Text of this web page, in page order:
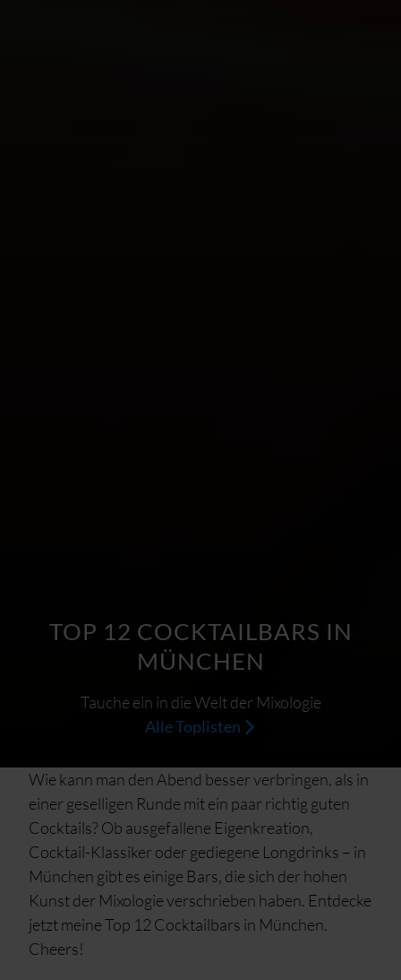
TOP 12 COCKTAILBARS IN
MÜNCHEN
Tauche ein in die Welt der Mixologie
Alle Toplisten
Wie kann man den Abend besser verbringen, als in
einer geselligen Runde mit ein paar richtig guten
Cocktails? Ob ausgefallene Eigenkreation,
Cocktail-Klassiker oder gediegene Longdrinks – in
München gibt es einige Bars, die sich der hohen
Kunst der Mixologie verschrieben haben. Entdecke
jetzt meine Top 12 Cocktailbars in München.
Cheers!